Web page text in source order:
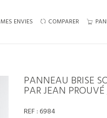
MES ENVIES COMPARER
PANNEAU BRISE
PAR JEAN
REF : 6984